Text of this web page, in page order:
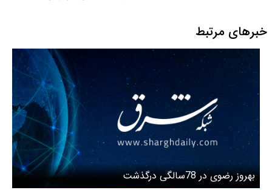
خبرهای مرتبط
بهروز رضوی در 78سالگی درگذشت